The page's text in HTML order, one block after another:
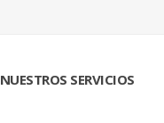
NUESTROS SERVICIOS